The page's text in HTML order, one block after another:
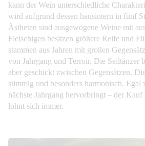
kann der Wein unterschiedliche
wird aufgrund dessen hausintern in fünf
Ästheten sind ausgewogene Weine mit
Fleischigen besitzen größere Reife und
stammen aus Jahren mit großen
von Jahrgang und Terroir. Die Seiltänzer
aber geschickt zwischen Gegensätzen.
stimmig und besonders harmonisch. Egal
nächste Jahrgang hervorbringt – der
lohnt sich immer.